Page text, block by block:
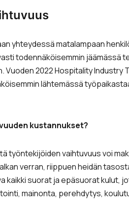
yhteydessä matalampaan
todennäköisemmin jäämässä
2022 Hospitality Industry
lähtemässä
kustannukset?
työntekijöiden vaihtuvuus voi
verran, riippuen heidän
kaikki suorat ja epäsuorat kulut,
mainonta, perehdytys,